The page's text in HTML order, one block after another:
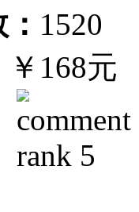
1520
￥168元